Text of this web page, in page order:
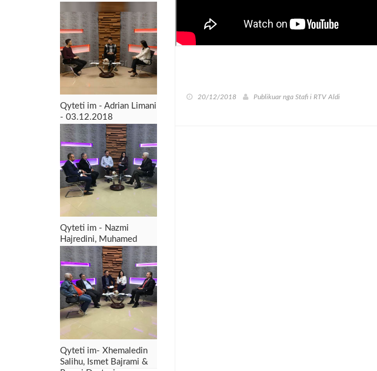
Qyteti im - Adrian Limani
- 03.12.2018
Qyteti im - Nazmi
Hajredini, Muhamed
Jashari & Gëzim Selimi -
26.11.2018
Qyteti im- Xhemaledin
Salihu, Ismet Bajrami &
20/12/2018 Publikuar nga Stafi i RTV Aldi